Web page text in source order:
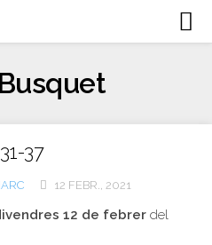
37
12 FEBR., 2021
12 de febrer del